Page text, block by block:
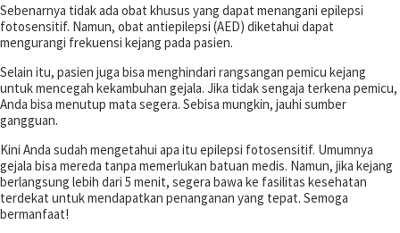
Sebenarnya tidak ada obat khusus yang dapat menangani epilepsi
fotosensitif. Namun, obat antiepilepsi (AED) diketahui dapat
mengurangi frekuensi kejang pada pasien.
Selain itu, pasien juga bisa menghindari rangsangan pemicu kejang
untuk mencegah kekambuhan gejala. Jika tidak sengaja terkena pemicu,
Anda bisa menutup mata segera. Sebisa mungkin, jauhi sumber
gangguan.
Kini Anda sudah mengetahui apa itu epilepsi fotosensitif. Umumnya
gejala bisa mereda tanpa memerlukan batuan medis. Namun, jika kejang
berlangsung lebih dari 5 menit, segera bawa ke fasilitas kesehatan
terdekat untuk mendapatkan penanganan yang tepat. Semoga
bermanfaat!